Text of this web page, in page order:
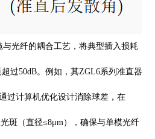
光纤的耦合工艺，将典型插入损耗
过50dB。例如，其ZGL6系列准直器
过计算机优化设计消除球差，在
斑（直径≤8μm），确保与单模光纤